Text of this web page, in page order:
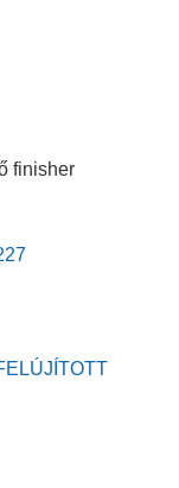
finisher